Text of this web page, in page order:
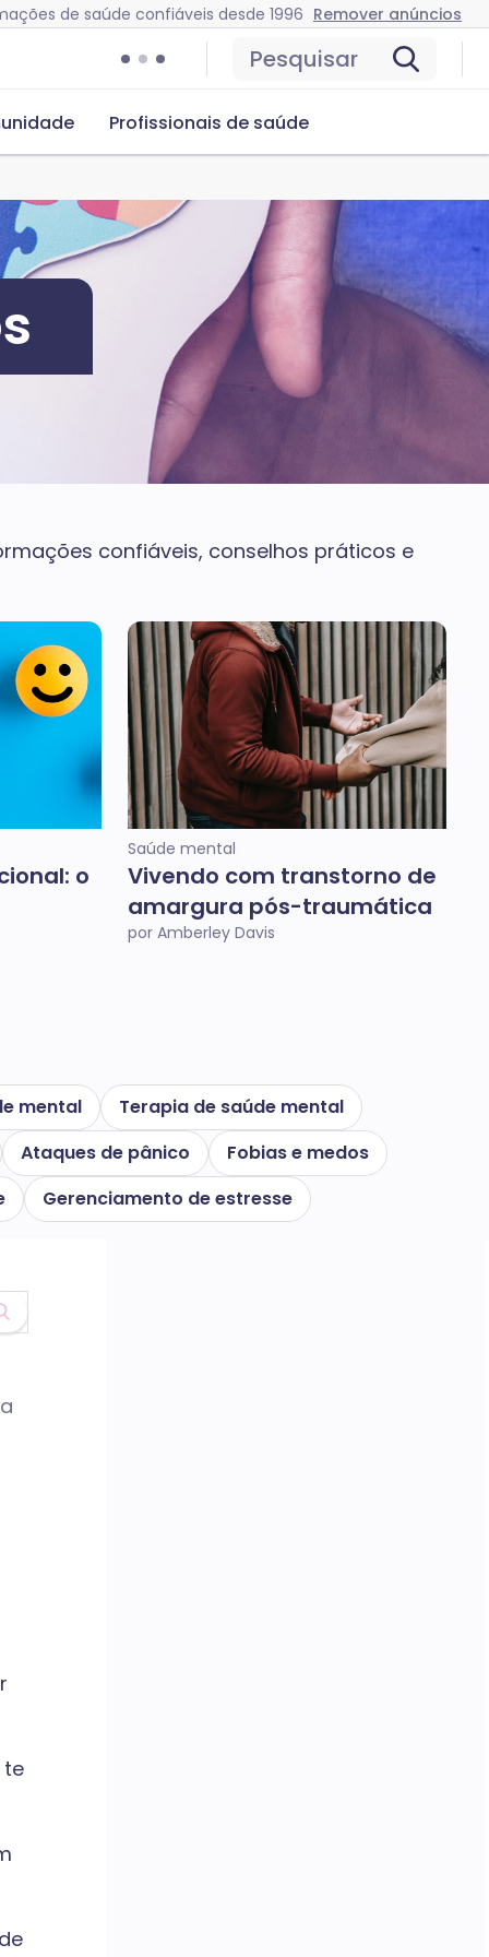
de saúde confiáveis desde 1996 Remover anúncios
Pesquisar
Profissionais de saúde
mental
Terapia de saúde mental
Ataques de pânico
Fobias e medos
Gerenciamento de estresse
confiáveis, conselhos práticos e
o
Saúde mental
Vivendo com transtorno de
amargura pós-traumática
por Amberley Davis
te